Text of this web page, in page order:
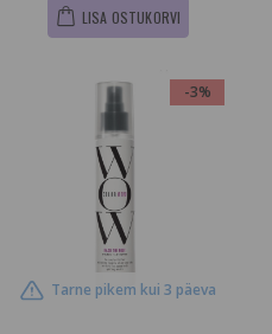
LISA OSTUKORVI
-3%
Tarne pikem kui 3 päeva